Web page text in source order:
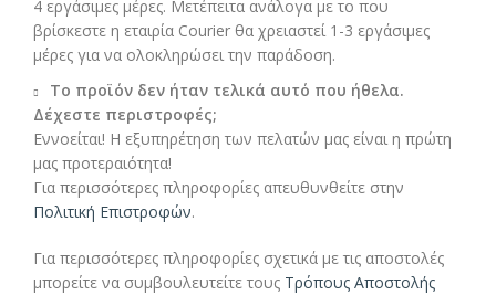
4 εργάσιμες μέρες. Μετέπειτα ανάλογα με το που
βρίσκεστε η εταιρία Courier θα χρειαστεί 1-3 εργάσιμες
μέρες για να ολοκληρώσει την παράδοση.
Το προϊόν δεν ήταν τελικά αυτό που ήθελα.
Δέχεστε περιστροφές;
Εννοείται! Η εξυπηρέτηση των πελατών μας είναι η πρώτη
μας προτεραιότητα!
Για περισσότερες πληροφορίες απευθυνθείτε στην
Πολιτική Επιστροφών.
Για περισσότερες πληροφορίες σχετικά με τις αποστολές
μπορείτε να συμβουλευτείτε τους Τρόπους Αποστολής